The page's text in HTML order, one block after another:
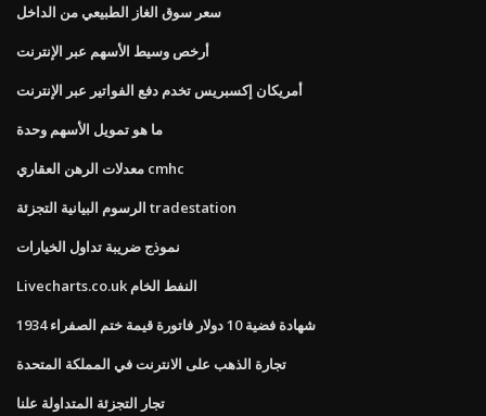
سعر سوق الغاز الطبيعي من الداخل
أرخص وسيط الأسهم عبر الإنترنت
أمريكان إكسبريس تخدم دفع الفواتير عبر الإنترنت
ما هو تمويل الأسهم وحدة
معدلات الرهن العقاري cmhc
الرسوم البيانية التجزئة tradestation
نموذج ضريبة تداول الخيارات
Livecharts.co.uk النفط الخام
1934 شهادة فضية 10 دولار فاتورة قيمة ختم الصفراء
تجارة الذهب على الانترنت في المملكة المتحدة
تجار التجزئة المتداولة علنا